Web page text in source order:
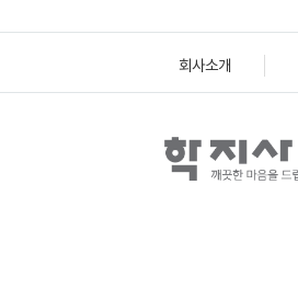
회사소개